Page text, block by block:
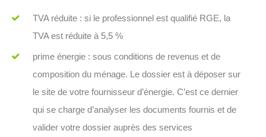
TVA réduite : si le professionnel est qualifié RGE, la
TVA est réduite à 5,5 %
prime énergie : sous conditions de revenus et de
composition du ménage. Le dossier est à déposer sur
le site de votre fournisseur d’énergie. C’est ce dernier
qui se charge d’analyser les documents fournis et de
valider votre dossier auprès des services